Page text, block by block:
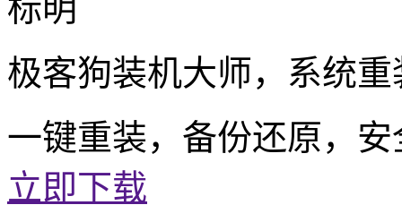
标明
极客狗装机大师，系统
一键重装，备份还原，
立即下载